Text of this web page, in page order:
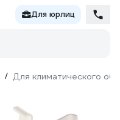
Для юрлиц
/ Для климатического